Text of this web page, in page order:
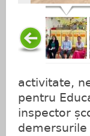
activitate,
pentru
inspector